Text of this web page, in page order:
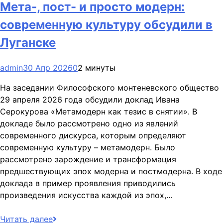
Мета-, пост- и просто модерн:
современную культуру обсудили в
Луганске
admin30 Апр 202602 минуты
На заседании Философского монтеневского общество
29 апреля 2026 года обсудили доклад Ивана
Серокурова «Метамодерн как тезис в снятии». В
докладе было рассмотрено одно из явлений
современного дискурса, которым определяют
современную культуру – метамодерн. Было
рассмотрено зарождение и трансформация
предшествующих эпох модерна и постмодерна. В ходе
доклада в пример проявления приводились
произведения искусства каждой из эпох,…
Читать далее